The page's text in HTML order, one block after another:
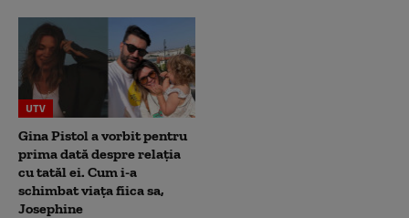
UTV
Gina Pistol a vorbit pentru
prima dată despre relația
cu tatăl ei. Cum i-a
schimbat viața fiica sa,
Josephine